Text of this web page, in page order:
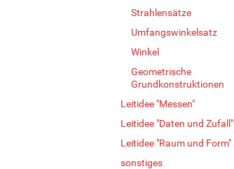
Strahlensätze
Umfangswinkelsatz
Winkel
Geometrische
Grundkonstruktionen
Leitidee "Messen"
Leitidee "Daten und Zufall"
Leitidee "Raum und Form"
sonstiges